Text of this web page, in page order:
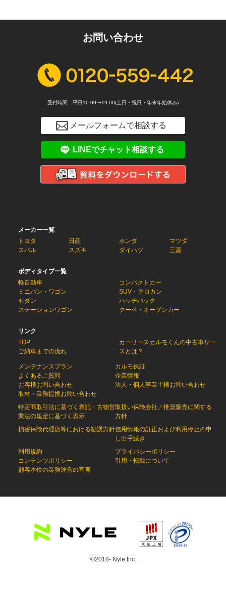
お問い合わせ
受付時間：平日10:00〜19:00(土日・祝日・年末年始休み)
メールフォームで相談する
LINEでチャット相談する
メーカー一覧
トヨタ
日産 ホンダ
マツダ
スバル
スズキ ダイハツ 三菱
ボディタイプ一覧
軽自動車
コンパクトカー
ミニバン・ワゴン
SUV・クロカン
セダン
ハッチバック
ステーションワゴン
クーペ・オープンカー
リンク
TOP
ご納車までの流れ
カーリースカルモくんの中古車リー
スとは？
メンテナンスプラン
カルモ保証
よくあるご質問
企業情報
お客様お問い合わせ
法人・個人事業主様お問い合わせ
取材・業務提携お問い合わせ
特定商取引法に基づく表記・古物営
業法の規定に基づく表示
取扱い保険会社／推奨販売に関する
方針
損害保険代理店等における勧誘方針信用情報の訂正および利用停止の申
し出手続き
利用規約
プライバシーポリシー
コンテンツポリシー
引用・転載について
顧客本位の業務運営の宣言
©2018- Nyle Inc.